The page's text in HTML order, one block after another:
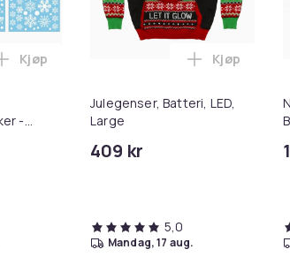
Pack i handlekurven
snø, LED-lys i handlekurven
-
Legg Statiske vindusklistremerker -
Kjøp
Julegenser, Batteri, LED,
Large
409 kr
Legg
Kjøp
5,0
mandag, 17 aug.